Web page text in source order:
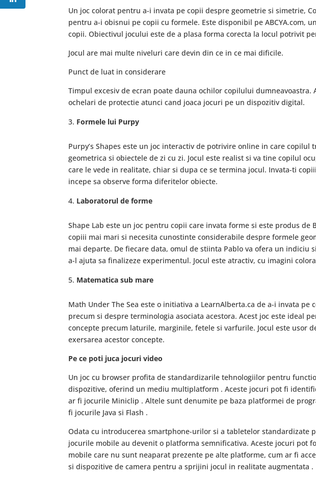
Un joc colorat pentru a-i invata pe copii despre geometrie si simetrie,
pentru a-i obisnui pe copii cu formele. Este disponibil pe ABCYA.com,
copii. Obiectivul jocului este de a plasa forma corecta la locul potrivit
Jocul are mai multe niveluri care devin din ce in ce mai dificile.
Punct de luat in considerare
Timpul excesiv de ecran poate dauna ochilor copilului
ochelari de protectie atunci cand joaca jocuri pe un dispozitiv digital.
Formele lui Purpy
Purpy’s Shapes este un joc interactiv de potrivire online in care copilul
geometrica si obiectele de zi cu zi. Jocul este realist si va tine copilul
care le vede in realitate, chiar si dupa ce se termina jocul. Invata-ti
incepe sa observe forma diferitelor obiecte.
Laboratorul de forme
Shape Lab este un joc pentru copii care invata forme si este produs de
copiii mai mari si necesita cunostinte considerabile despre formele
mai departe. De fiecare data, omul de stiinta Pablo va ofera un indiciu
a-l ajuta sa finalizeze experimentul. Jocul este atractiv, cu imagini
Matematica sub mare
Math Under The Sea este o initiativa a LearnAlberta.ca de a-i invata pe
precum si despre terminologia asociata acestora. Acest joc este ideal
concepte precum laturile, marginile, fetele si varfurile. Jocul este usor
exersarea acestor concepte.
Pe ce poti juca jocuri video
Un joc cu browser profita de standardizarile tehnologiilor pentru
dispozitive, oferind un mediu multiplatform . Aceste jocuri pot fi
ar fi jocurile Miniclip . Altele sunt denumite pe baza platformei de
fi jocurile Java si Flash .
Odata cu introducerea smartphone-urilor si a tabletelor standardizate
jocurile mobile au devenit o platforma semnificativa. Aceste jocuri pot
mobile care nu sunt neaparat prezente pe alte platforme, cum ar fi
si dispozitive de camera pentru a sprijini jocul in realitate augmentata .